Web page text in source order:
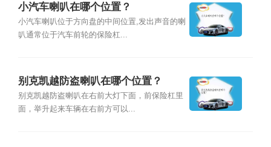
小汽车喇叭在哪个位置？
小汽车喇叭位于方向盘的中间位置,发出声音的喇
叭通常位于汽车前轮的保险杠...
别克凯越防盗喇叭在哪个位置？
别克凯越防盗喇叭在右前大灯下面，前保险杠里
面，举升起来车辆在右前方可以...